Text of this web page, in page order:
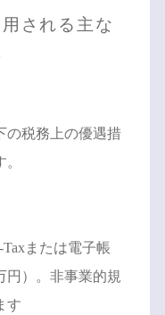
される主な
の税務上の優遇措
Taxまたは電子帳
円）。非事業的規
す